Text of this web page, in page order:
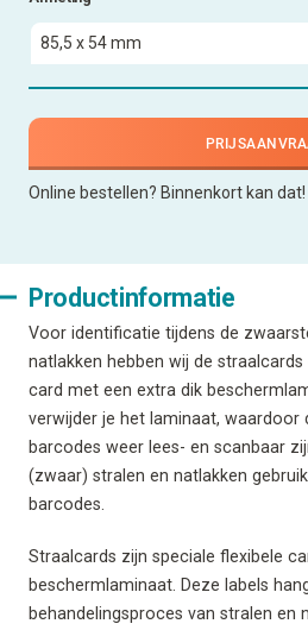
Online bestellen? Binnenkort kan dat!
Productinformatie
Voor identificatie tijdens de
natlakken hebben wij de
card met een extra dik
verwijder je het laminaat, waardoor
barcodes weer lees- en scanbaar
(zwaar) stralen en natlakken
barcodes.
Straalcards zijn speciale flexibele
beschermlaminaat. Deze labels
behandelingsproces van stralen en